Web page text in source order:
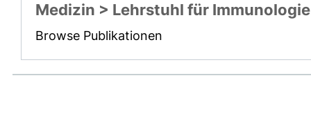
Medizin > Lehrstuhl für Immunologie
Browse Publikationen